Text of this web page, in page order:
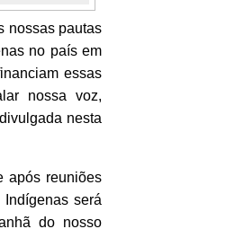
nossas pautas
no país em
essas
nossa voz,
nesta
após reuniões
será
do nosso